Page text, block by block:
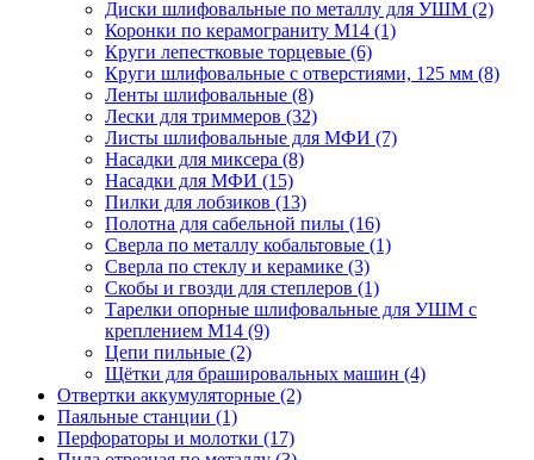
Диски шлифовальные по металлу для УШМ (2)
Коронки по керамограниту M14 (1)
Круги лепестковые торцевые (6)
Круги шлифовальные с отверстиями, 125 мм (8)
Ленты шлифовальные (8)
Лески для триммеров (32)
Листы шлифовальные для МФИ (7)
Насадки для миксера (8)
Насадки для МФИ (15)
Пилки для лобзиков (13)
Полотна для сабельной пилы (16)
Сверла по металлу кобальтовые (1)
Сверла по стеклу и керамике (3)
Скобы и гвозди для степлеров (1)
Тарелки опорные шлифовальные для УШМ с
креплением М14 (9)
Цепи пильные (2)
Щётки для брашировальных машин (4)
Отвертки аккумуляторные (2)
Паяльные станции (1)
Перфораторы и молотки (17)